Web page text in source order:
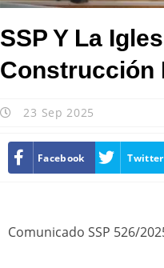
SSP Y La
Construcción
23 Sep 2025
Facebook Twitter
Comunicado SSP 526/